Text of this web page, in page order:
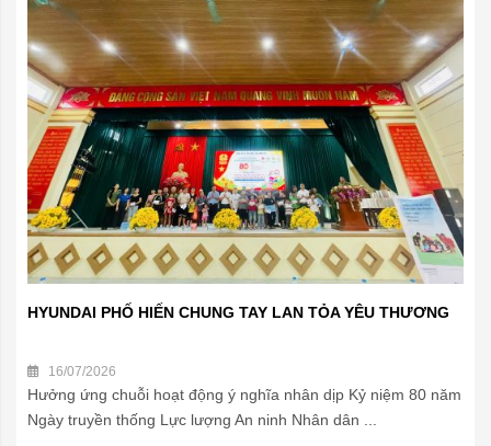
HYUNDAI PHỐ HIẾN CHUNG TAY LAN TỎA YÊU THƯƠNG
16/07/2026
Hưởng ứng chuỗi hoạt động ý nghĩa nhân dịp Kỷ niệm 80 năm
Ngày truyền thống Lực lượng An ninh Nhân dân ...